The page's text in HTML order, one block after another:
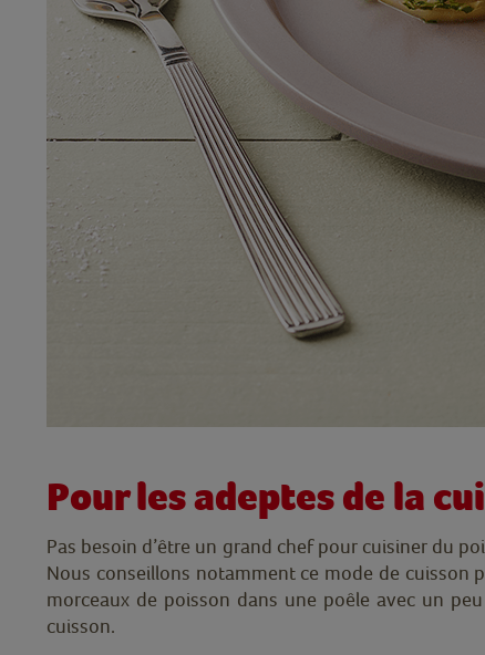
Pour les adeptes de la
Pas besoin d’être un grand chef pour cuisiner du
Nous conseillons notamment ce mode de cuisson
morceaux de poisson dans une poêle avec un
cuisson.